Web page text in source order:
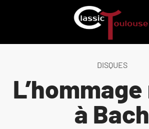
DISQUES
à Bach